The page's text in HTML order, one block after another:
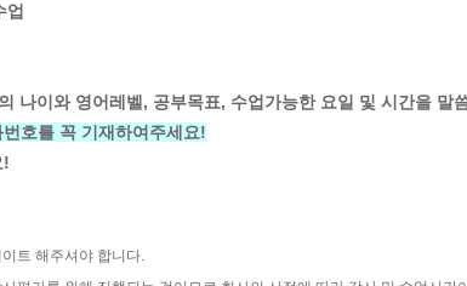
업
나이와 영어레벨, 공부목표, 수업가능한 요일 및 시간을 말
번호를 꼭 기재하여주세요!
!
트 해주셔야 합니다.